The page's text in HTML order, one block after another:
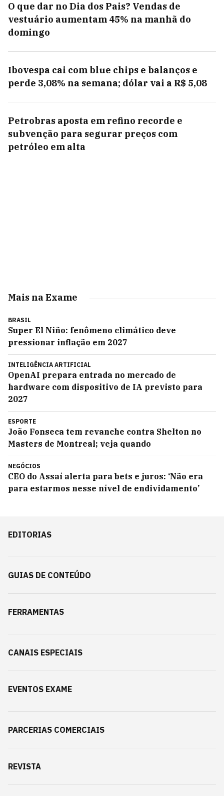
O que dar no Dia dos Pais? Vendas de
vestuário aumentam 45% na manhã do
domingo
Ibovespa cai com blue chips e balanços e
perde 3,08% na semana; dólar vai a R$ 5,08
Petrobras aposta em refino recorde e
subvenção para segurar preços com
petróleo em alta
Mais na Exame
BRASIL
Super El Niño: fenômeno climático deve
pressionar inflação em 2027
INTELIGÊNCIA ARTIFICIAL
OpenAI prepara entrada no mercado de
hardware com dispositivo de IA previsto para
2027
ESPORTE
João Fonseca tem revanche contra Shelton no
Masters de Montreal; veja quando
NEGÓCIOS
CEO do Assaí alerta para bets e juros: ‘Não era
para estarmos nesse nível de endividamento’
EDITORIAS
GUIAS DE CONTEÚDO
FERRAMENTAS
CANAIS ESPECIAIS
EVENTOS EXAME
PARCERIAS COMERCIAIS
REVISTA